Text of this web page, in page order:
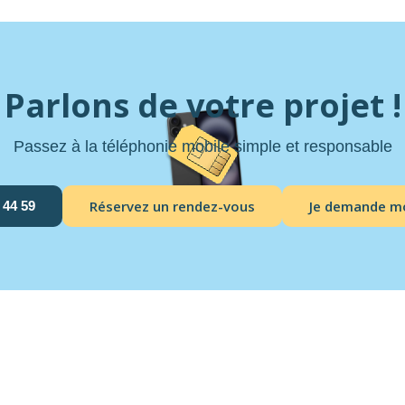
Parlons de votre projet !
Passez à la téléphonie mobile simple et responsable
59 Réservez un rendez-vous Je demande